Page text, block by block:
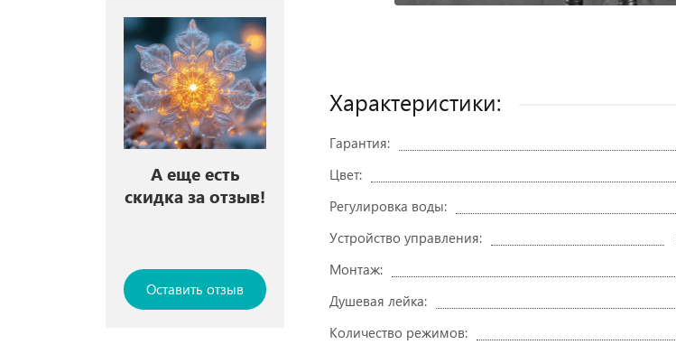
А еще есть
скидка за отзыв!
Оставить отзыв
Характеристики:
Гарантия:
Цвет:
Регулировка воды:
Устройство управления:
Монтаж:
Душевая лейка:
Количество режимов: